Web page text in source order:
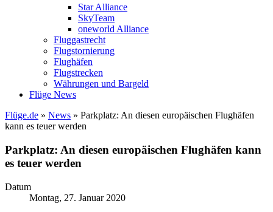
Star Alliance
SkyTeam
oneworld Alliance
Fluggastrecht
Flugstornierung
Flughäfen
Flugstrecken
Währungen und Bargeld
Flüge News
Flüge.de » News » Parkplatz: An diesen europäischen Flughäfen
kann es teuer werden
Parkplatz: An diesen europäischen Flughäfen kann
es teuer werden
Datum
Montag, 27. Januar 2020